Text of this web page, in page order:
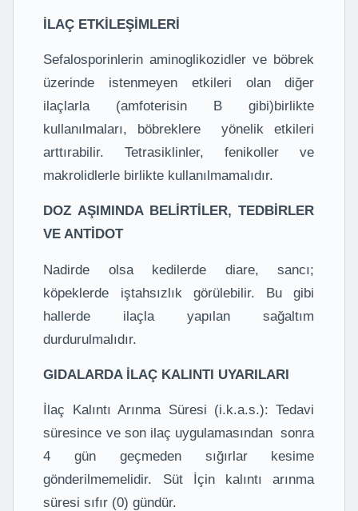
İLAÇ ETKİLEŞİMLERİ
Sefalosporinlerin aminoglikozidler ve böbrek
üzerinde istenmeyen etkileri olan diğer
ilaçlarla (amfoterisin B gibi)birlikte
kullanılmaları, böbreklere yönelik etkileri
arttırabilir. Tetrasiklinler, fenikoller ve
makrolidlerle birlikte kullanılmamalıdır.
DOZ AŞIMINDA BELİRTİLER, TEDBİRLER
VE ANTİDOT
Nadirde olsa kedilerde diare, sancı;
köpeklerde iştahsızlık görülebilir. Bu gibi
hallerde ilaçla yapılan sağaltım
durdurulmalıdır.
GIDALARDA İLAÇ KALINTI UYARILARI
İlaç Kalıntı Arınma Süresi (i.k.a.s.): Tedavi
süresince ve son ilaç uygulamasından sonra
4 gün geçmeden sığırlar kesime
gönderilmemelidir. Süt İçin kalıntı arınma
süresi sıfır (0) gündür.